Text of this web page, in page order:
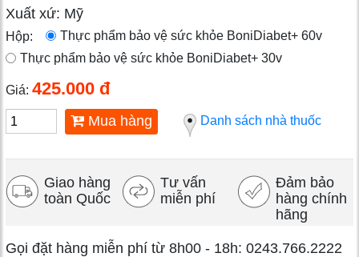
Xuất xứ: Mỹ
Hộp:
Thực phẩm bảo vệ sức khỏe BoniDiabet+ 60v
Thực phẩm bảo vệ sức khỏe BoniDiabet+ 30v
Giá: 425.000 đ
Mua hàng Danh sách nhà thuốc
Giao hàng
toàn Quốc
Tư vấn
miễn phí
Đảm bảo
hàng chính
hãng
Gọi đặt hàng miễn phí từ 8h00 - 18h: 0243.766.2222